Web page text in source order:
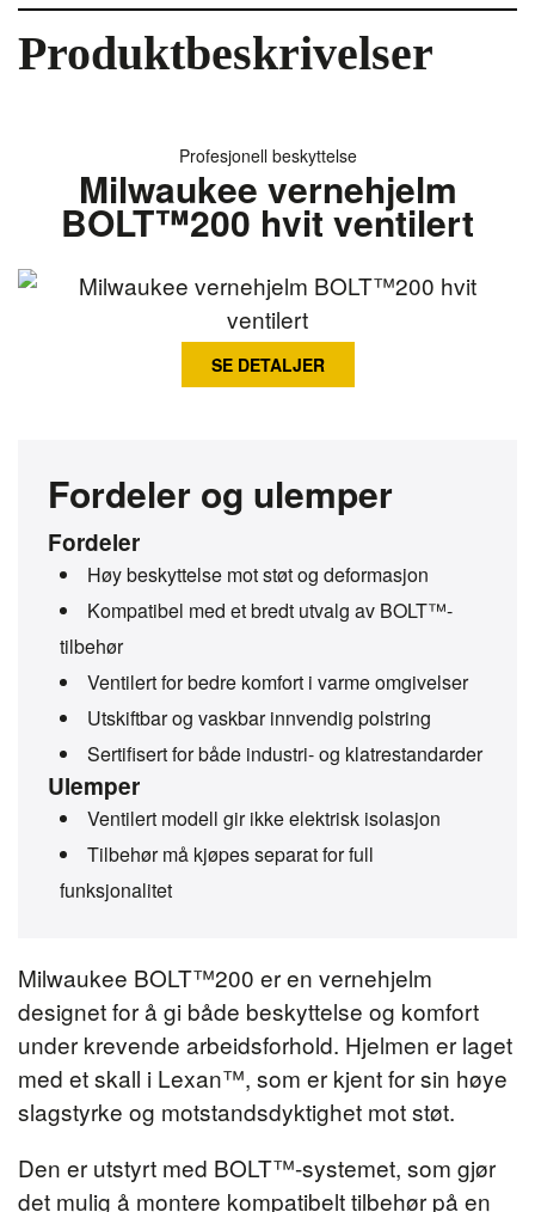
Produktbeskrivelser
Profesjonell beskyttelse
Milwaukee vernehjelm
BOLT™200 hvit ventilert
Milwaukee BOLT™200 er en vernehjelm
designet for å gi både beskyttelse og komfort
under krevende arbeidsforhold. Hjelmen er laget
med et skall i Lexan™, som er kjent for sin høye
slagstyrke og motstandsdyktighet mot støt.
Den er utstyrt med BOLT™-systemet, som gjør
det mulig å montere kompatibelt tilbehør på en
Fordeler og ulemper
Fordeler
Høy beskyttelse mot støt og deformasjon
Kompatibel med et bredt utvalg av BOLT™-
tilbehør
Ventilert for bedre komfort i varme omgivelser
Utskiftbar og vaskbar innvendig polstring
Sertifisert for både industri- og klatrestandarder
Ulemper
Ventilert modell gir ikke elektrisk isolasjon
Tilbehør må kjøpes separat for full
funksjonalitet
SE DETALJER